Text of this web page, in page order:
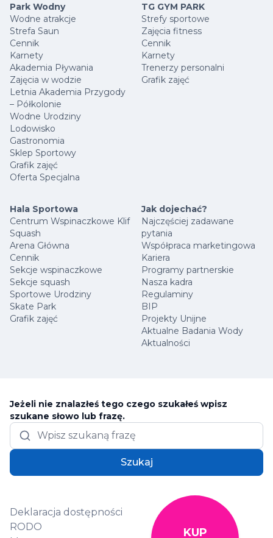
Park Wodny
Wodne atrakcje
Strefa Saun
Cennik
Karnety
Akademia Pływania
Zajęcia w wodzie
Letnia Akademia Przygody
– Półkolonie
Wodne Urodziny
Lodowisko
Gastronomia
Sklep Sportowy
Grafik zajęć
Oferta Specjalna
TG GYM PARK
Strefy sportowe
Zajęcia fitness
Cennik
Karnety
Trenerzy personalni
Grafik zajęć
Hala Sportowa
Centrum Wspinaczkowe Klif
Squash
Arena Główna
Cennik
Sekcje wspinaczkowe
Sekcje squash
Sportowe Urodziny
Skate Park
Grafik zajęć
Jak dojechać?
Najczęściej zadawane
pytania
Współpraca marketingowa
Kariera
Programy partnerskie
Nasza kadra
Regulaminy
BIP
Projekty Unijne
Aktualne Badania Wody
Aktualności
Jeżeli nie znalazłeś tego czego szukałeś wpisz
szukane słowo lub frazę.
Szukaj
Deklaracja dostępności
RODO
KUP